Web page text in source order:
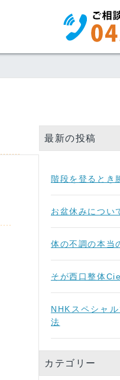
最新の投稿
階段を登るとき
お盆休みについ
体の不調の本当
そが西口整体
NHKスペシャ
法
カテゴリー